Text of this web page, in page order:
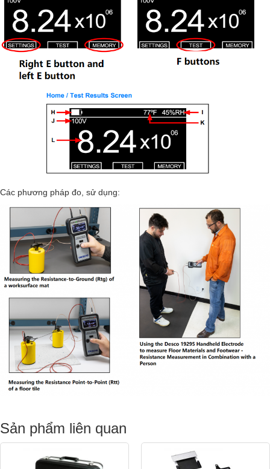
Các phương pháp đo, sử dụng:
Sản phẩm liên quan